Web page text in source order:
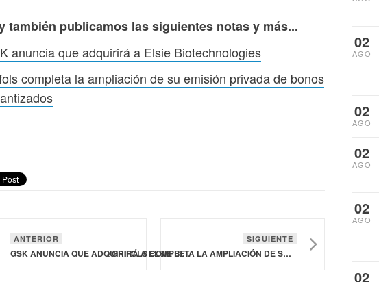
también publicamos las siguientes notas y más...
anuncia que adquirirá a Elsie Biotechnologies
completa la ampliación de su emisión privada de bonos
ANTERIOR
GSK ANUNCIA QUE ADQUIRIRÁ A ELSIE BIOTECHNOLOGIES
SIGUIENTE
GRIFOLS COMPLETA LA AMPLIACIÓN DE SU EMISIÓN PRIVADA DE BONOS GARANTIZADOS
02
AGO
02
AGO
02
AGO
02
AGO
02